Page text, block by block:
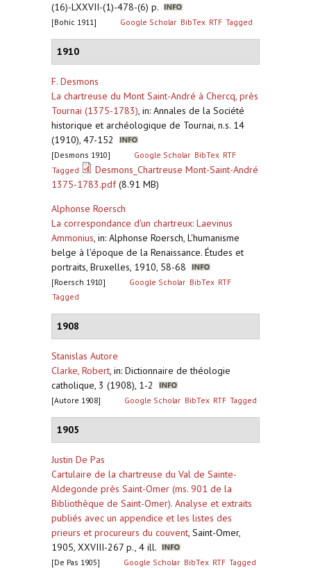
(16)-LXXVII-(1)-478-(6) p.
[Bohic 1911] Google Scholar BibTex RTF Tagged
1910
F. Desmons
La chartreuse du Mont Saint-André à Chercq, près
Tournai (1375-1783), in: Annales de la Société
historique et archéologique de Tournai, n.s. 14
(1910), 47-152
[Desmons 1910] Google Scholar BibTex RTF
Tagged
Desmons_Chartreuse Mont-Saint-André
1375-1783.pdf(8.91 MB)
Alphonse Roersch
La correspondance d'un chartreux: Laevinus
Ammonius, in: Alphonse Roersch, L'humanisme
belge à l'époque de la Renaissance. Études et
portraits, Bruxelles, 1910, 58-68
[Roersch 1910] Google Scholar BibTex RTF
Tagged
1908
Stanislas Autore
Clarke, Robert, in: Dictionnaire de théologie
catholique, 3 (1908), 1-2
[Autore 1908] Google Scholar BibTex RTF Tagged
1905
Justin De Pas
Cartulaire de la chartreuse du Val de Sainte-
Aldegonde près Saint-Omer (ms. 901 de la
Bibliothèque de Saint-Omer). Analyse et extraits
publiés avec un appendice et les listes des
prieurs et procureurs du couvent, Saint-Omer,
1905, XXVIII-267 p., 4 ill.
[De Pas 1905] Google Scholar BibTex RTF Tagged